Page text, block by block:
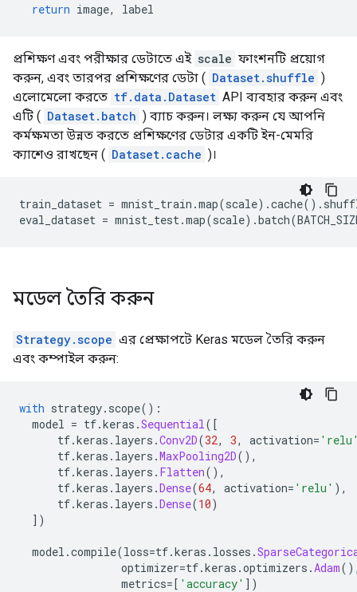
return image, label
প্রশিক্ষণ এবং পরীক্ষার ডেটাতে এই scale ফাংশনটি প্রয়োগ
করুন, এবং তারপর প্রশিক্ষণের ডেটা ( Dataset.shuffle )
এলোমেলো করতে tf.data.Dataset API ব্যবহার করুন এবং
এটি ( Dataset.batch ) ব্যাচ করুন। লক্ষ্য করুন যে আপনি
কর্মক্ষমতা উন্নত করতে প্রশিক্ষণের ডেটার একটি ইন-মেমরি
ক্যাশেও রাখছেন ( Dataset.cache )।
train_dataset = mnist_train .map(scale).cache().
eval_dataset = mnist_test.map(scale).batch(
মডেল তৈরি করুন
Strategy.scope এর প্রেক্ষাপটে Keras মডেল তৈরি করুন
এবং কম্পাইল করুন:
with strategy. scope():
model = tf.keras .Sequential([
tf.keras . layers .Conv2D(32, 3, activation=
tf.keras . layers .MaxPooling2D(),
tf.keras . layers . Flatten(),
tf.keras . layers .Dense(64, activation= 'relu' ),
tf.keras . layers .Dense(10)
])
model .compile(loss=tf.keras . losses .
optimizer=tf.keras .optimizers .Adam
metrics=[ 'accuracy' ])